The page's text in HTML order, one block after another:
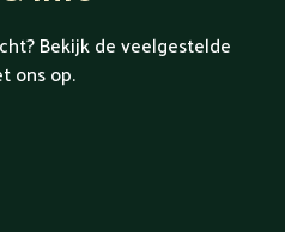
Bekijk de veelgestelde
ons op.